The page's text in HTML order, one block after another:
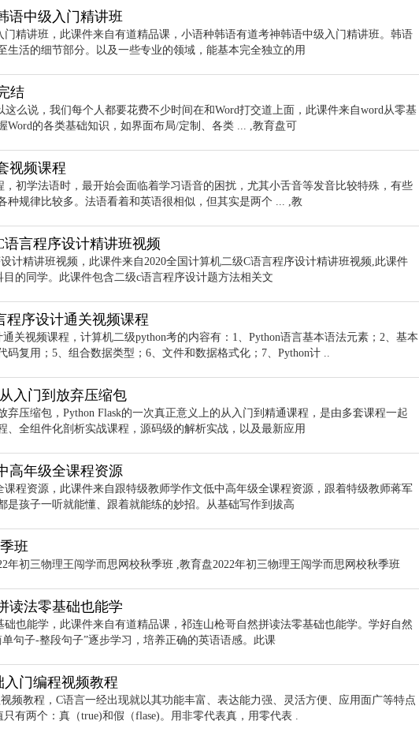
语中级入门精讲班
精讲班，此课件来自有道精品课，小语种韩语有道考神韩语中级入门精讲班。韩语
生活的细节部分。以及一些专业的领域，能基本完全独立的用
结
么说，我们每个人都要花费不少时间在和Word打交道上面，此课件来自word从零基
的各类基础知识，如界面布局/定制、各类 ... ,教育盘可
视频课程
初学法语时，最开始会面临着学习语音的困扰，尤其小舌音等发音比较特殊，有些
种规律比较多。法语看着和英语很相似，但其实是两个 ... ,教
言程序设计精讲班视频
计精讲班视频，此课件来自2020全国计算机二级C语言程序设计精讲班视频,此课件
的同学。此课件包含二级c语言程序设计题方法相关文
程序设计通关视频课程
关视频课程，计算机二级python考的内容有：1、Python语言基本语法元素；2、基本
复用；5、组合数据类型；6、文件和数据格式化；7、Python计 ..
入门到放弃压缩包
弃压缩包，Python Flask的一次真正意义上的从入门到精通课程，是由多套课程一起
、全组件化剖析实战课程，源码级的解析实战，以及最新应用
高年级全课程资源
程资源，此课件来自跟特级教师学作文低中高年级全课程资源，跟着特级教师蒋军
是孩子一听就能懂、跟着就能练的妙招。从基础写作到拔高
班
年初三物理王闯学而思网校秋季班 ,教育盘2022年初三物理王闯学而思网校秋季班
读法零基础也能学
也能学，此课件来自有道精品课，祁连山枪哥自然拼读法零基础也能学。学好自然
句子-整段句子”逐步学习，培养正确的英语语感。此课
门编程视频教程
频教程，C语言一经出现就以其功能丰富、表达能力强、灵活方便、应用面广等特点
有两个：真（true)和假（flase)。用非零代表真，用零代表 .